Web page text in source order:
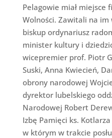
Pelagowie miał miejsce
Wolności. Zawitali na im
biskup ordynariusz
minister kultury i
wicepremier prof. Piotr
Suski, Anna Kwiecień,
obrony narodowej
dyrektor lubelskiego
Narodowej Robert
Izbę Pamięci ks.
w którym w trakcie